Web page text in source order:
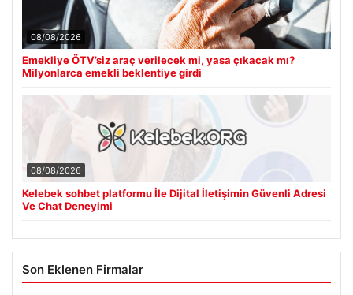
08/08/2026
Emekliye ÖTV’siz araç verilecek mi, yasa çıkacak mı?
Milyonlarca emekli beklentiye girdi
08/08/2026
Kelebek sohbet platformu İle Dijital İletişimin Güvenli Adresi
Ve Chat Deneyimi
Son Eklenen Firmalar